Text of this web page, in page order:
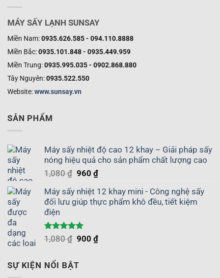
MÁY SẤY LẠNH SUNSAY
Miền Nam:0935.626.585 - 094.110.8888
Miền Bắc:0935.101.848 - 0935.449.959
Miền Trung:0935.995.035 - 0902.868.880
Tây Nguyên:0935.522.550
Website:www.sunsay.vn
SẢN PHẨM
Máy sấy nhiệt độ cao 12 khay – Giải pháp sấy
nóng hiệu quả cho sản phẩm chất lượng cao
1,080₫ Giá
là:
1,080 ₫.
960₫Giá
tại
là:
Máy sấy nhiệt 12 khay mini - Công nghệ sấy
đối lưu giúp thực phẩm khô đều, tiết kiệm
điện
Được xếp
hạng
5.00
1,080₫ Giá
1,080 ₫.
900₫Giá
SỰ KIỆN NỔI BẬT